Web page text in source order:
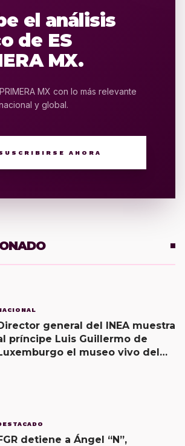
el análisis
de ES
MX.
MX con lo más relevante
y global.
AHORA
general del INEA muestra
príncipe Luis Guillermo de
el museo vivo del
detiene a Ángel “N”,